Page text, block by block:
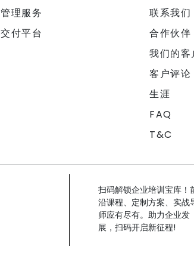
理服务
付平台
联系我们
合作伙伴
我们的客
客户评论
生涯
FAQ
T&C
扫码解锁企业培训宝库！
沿课程、定制方案、实战
师应有尽有。助力企业发
展，扫码开启新征程!